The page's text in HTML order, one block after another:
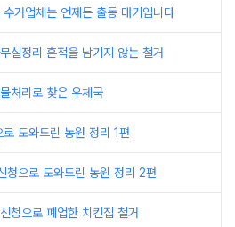
거업체는 언제든 출동 대기입니다
실정리 흔적을 남기지 않는 철거
처리로 찾은 우체국
도와드린 농원 정리 1편
청으로 도와드린 농원 정리 2편
청으로 폐업한 치킨집 철거